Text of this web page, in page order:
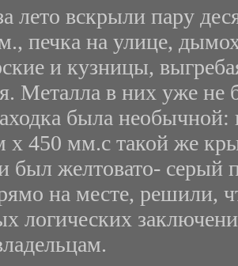
лето вскрыли пару
печка на улице,
и кузницы,
Металла в них уже не
была необычной:
х 450 мм.с такой же
был желтовато- серый
на месте, решили,
логических